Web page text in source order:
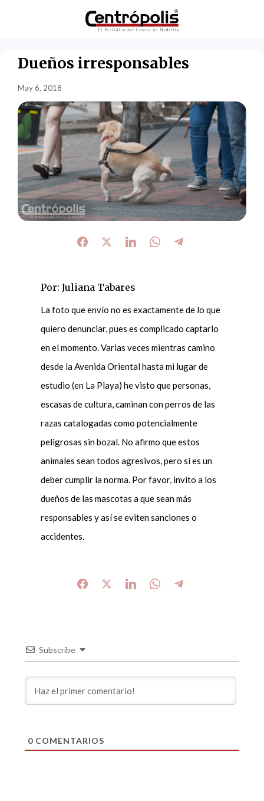
Dueños irresponsables
May 6, 2018
Por: Juliana Tabares
La foto que envío no es exactamente de lo que
quiero denunciar, pues es complicado captarlo
en el momento. Varias veces mientras camino
desde la Avenida Oriental hasta mi lugar de
estudio (en La Playa) he visto que personas,
escasas de cultura, caminan con perros de las
razas catalogadas como potencialmente
peligrosas sin bozal. No afirmo que estos
animales sean todos agresivos, pero sí es un
deber cumplir la norma. Por favor, invito a los
dueños de las mascotas a que sean más
responsables y así se eviten sanciones o
accidentes.
Subscribe
0COMENTARIOS